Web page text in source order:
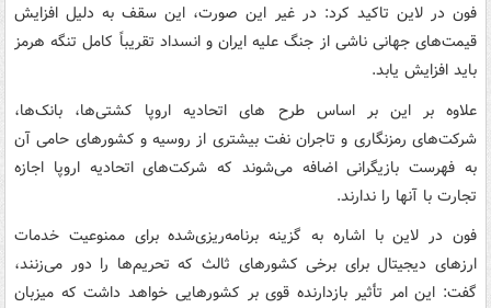
فون در لاین تاکید کرد: در غیر این صورت، این سقف به دلیل افزایش
قیمت‌های جهانی ناشی از جنگ علیه ایران و انسداد تقریباً کامل تنگه هرمز
باید افزایش یابد.
علاوه بر این بر اساس طرح های اتحادیه اروپا کشتی‌ها، بانک‌ها،
شرکت‌های رمزنگاری و تاجران نفت بیشتری از روسیه و کشورهای حامی آن
به فهرست بازیگرانی اضافه می‌شوند که شرکت‌های اتحادیه اروپا اجازه
تجارت با آنها را ندارند.
فون در لاین با اشاره به گزینه برنامه‌ریزی‌شده برای ممنوعیت خدمات
ارزهای دیجیتال برای برخی کشورهای ثالث که تحریم‌ها را دور می‌زنند،
گفت: این امر تأثیر بازدارنده قوی بر کشورهایی خواهد داشت که میزبان